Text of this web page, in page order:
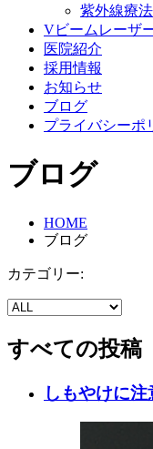
紫外線療法
Vビームレーザ
医院紹介
採用情報
お知らせ
ブログ
プライバシーポ
ブログ
HOME
ブログ
カテゴリー:
すべての投稿
しもやけに注